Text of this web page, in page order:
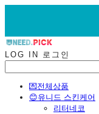
LOG IN 로그인
💌전체상품
😊유니드 스킨케어
리터네코